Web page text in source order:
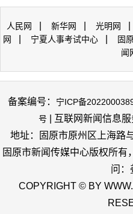
人民网 新华网 光明网
网
宁夏人事考试中心 固
闻
备案编号： 宁ICP备
号 | 互联网新闻信息
地址：固原市原州区上海路
固原市新闻传媒中心版权所
问：
COPYRIGHT © BY